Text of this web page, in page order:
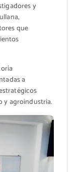
y
que
a
y agroindustria.